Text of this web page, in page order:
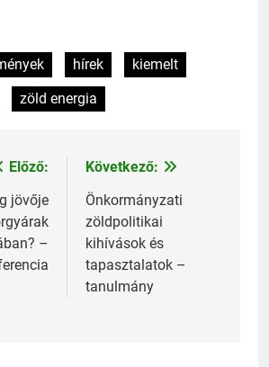
hírek
kiemelt
zöld energia
Előző:
jövője
–
Következő:
Önkormányzati
zöldpolitikai
kihívások és
tapasztalatok –
tanulmány